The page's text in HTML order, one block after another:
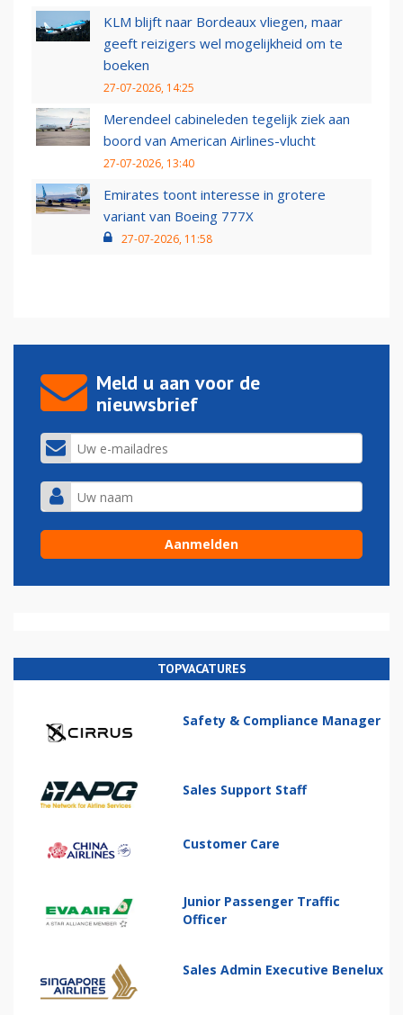
KLM blijft naar Bordeaux vliegen, maar
geeft reizigers wel mogelijkheid om te
boeken
27-07-2026, 14:25
Merendeel cabineleden tegelijk ziek aan
boord van American Airlines-vlucht
27-07-2026, 13:40
Emirates toont interesse in grotere
variant van Boeing 777X
27-07-2026, 11:58
Meld u aan voor de
nieuwsbrief
TOPVACATURES
Safety & Compliance Manager
Sales Support Staff
Customer Care
Junior Passenger Traffic
Officer
Sales Admin Executive Benelux